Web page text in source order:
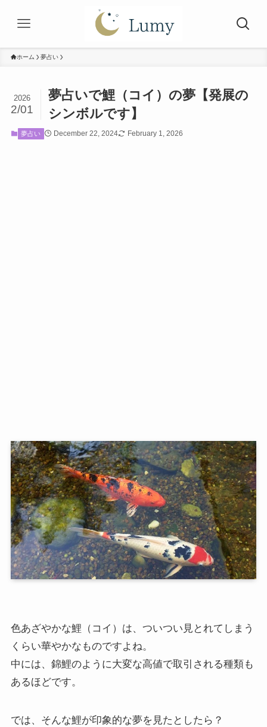
ホーム 夢占い
夢占いで鯉（コイ）の夢【発展の
シンボルです】
2026
2/01
夢占い December 22, 2024 February 1, 2026
色あざやかな鯉（コイ）は、ついつい見とれてしまう
くらい華やかなものですよね。
中には、錦鯉のように大変な高値で取引される種類も
あるほどです。
では、そんな鯉が印象的な夢を見たとしたら？